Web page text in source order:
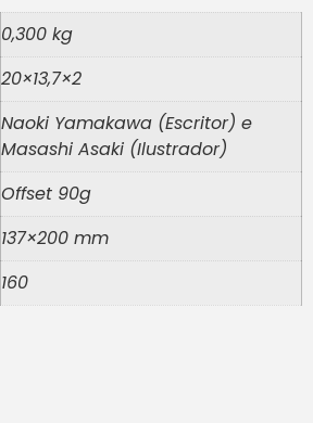
0,300 kg
20×13,7×2
Naoki Yamakawa (Escritor) e
Masashi Asaki (Ilustrador)
Offset 90g
137×200 mm
160